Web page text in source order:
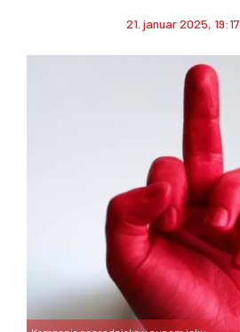
21. januar 2025, 19:17